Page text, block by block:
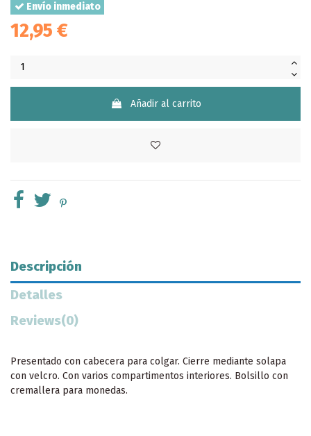
Envío inmediato
12,95 €
Añadir al carrito
Descripción
Detalles
Reviews(0)
Presentado con cabecera para colgar. Cierre mediante solapa
con velcro. Con varios compartimentos interiores. Bolsillo con
cremallera para monedas.